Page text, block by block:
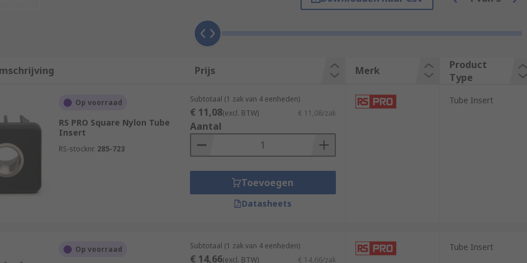
ingress of moisture and corrosion.
female thread. Commonly used thread sizes include M10, M12, M16, M20.
light-duty industrial applications. Tube inserts are often used where easy height adjustment or
would be:
a suitable tube insert fixings are:
Prijs Merk
Product
Type
Op voorraad
RS PRO Square Nylon Tube
Insert
RS-stocknr. 285-723
Subtotaal (1 zak van 4 eenheden)
€ 11,08(excl. BTW) € 11,08/zak
Aantal
Toevoegen
Datasheets
Tube Insert
Op voorraad Subtotaal (1 zak van 4 eenheden)
€ 14,66(excl. BTW) € 14,66/zak
Tube Insert